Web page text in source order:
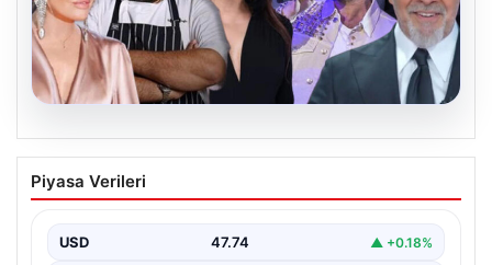
06.08.2026
MASAK’tan Ahbap Derneği raporu.
Hangi ünlü ne kadar bağış yaptı?
Bağışları ve Paranın Akibeti", "content": "Son dönemde
kamuoyunun…
Piyasa Verileri
USD 47.74 ▲ +0.18%